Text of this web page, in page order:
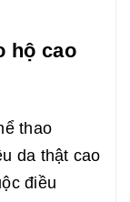
hộ cao
thao
da thật cao
điều